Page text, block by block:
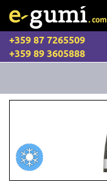
+359 87 7265509
+359 89 3605888